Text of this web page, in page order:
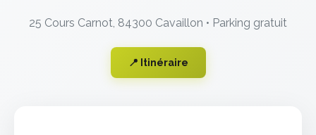
25 Cours Carnot, 84300 Cavaillon • Parking gratuit
📍 Itinéraire